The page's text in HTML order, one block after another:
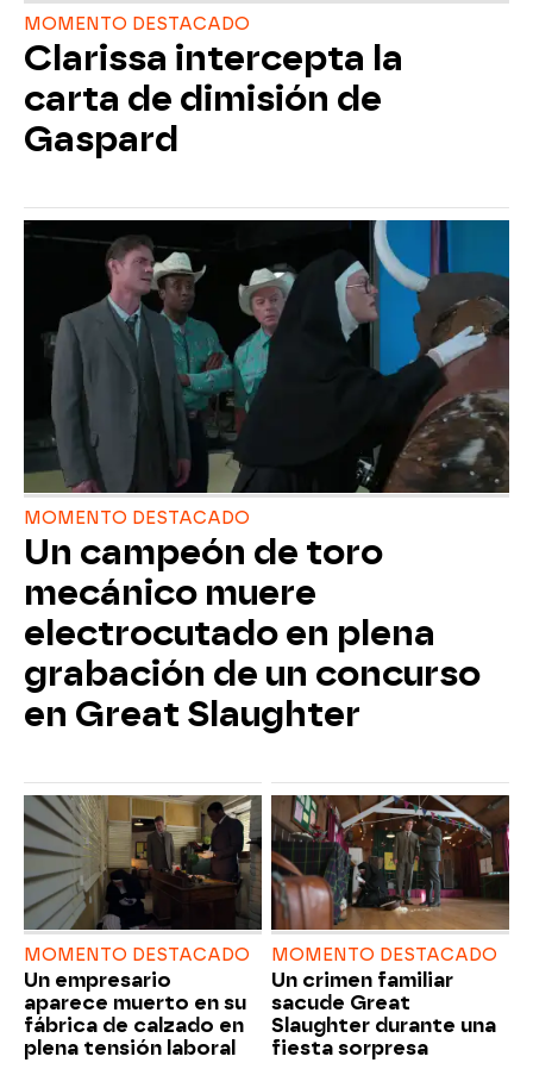
MOMENTO DESTACADO
Clarissa intercepta la
carta de dimisión de
Gaspard
MOMENTO DESTACADO
Un campeón de toro
mecánico muere
electrocutado en plena
grabación de un concurso
en Great Slaughter
MOMENTO DESTACADO
Un empresario
aparece muerto en su
fábrica de calzado en
plena tensión laboral
MOMENTO DESTACADO
Un crimen familiar
sacude Great
Slaughter durante una
fiesta sorpresa